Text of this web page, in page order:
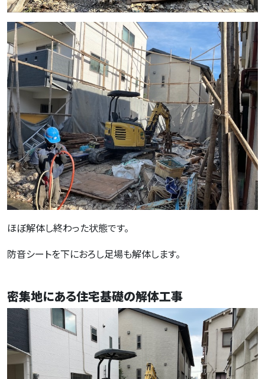
ほぼ解体し終わった状態です。
防音シートを下におろし足場も解体します。
密集地にある住宅基礎の解体工事